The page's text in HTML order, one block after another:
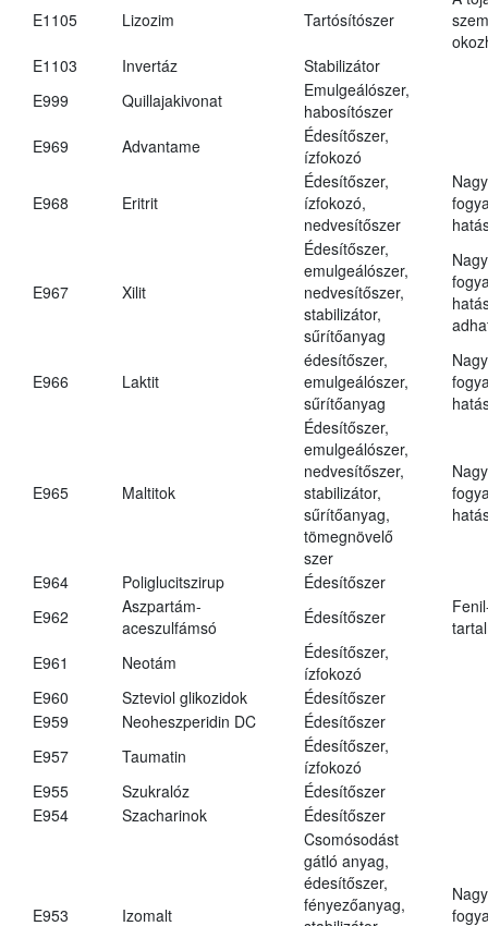
E1105 Lizozim Tartósítószer
E1103
Invertáz
Stabilizátor
E999
Quillajakivonat
Emulgeálószer,
habosítószer
E969
Advantame
Édesítőszer,
ízfokozó
E968 Eritrit
Édesítőszer,
ízfokozó,
nedvesítőszer
E967 Xilit
Édesítőszer,
emulgeálószer,
nedvesítőszer,
stabilizátor,
sűrítőanyag
E966 Laktit
édesítőszer,
emulgeálószer,
sűrítőanyag
E965 Maltitok
Édesítőszer,
emulgeálószer,
nedvesítőszer,
stabilizátor,
sűrítőanyag,
tömegnövelő
szer
E964 Poliglucitszirup
Édesítőszer
E962
Aszpartám-
aceszulfámsó
Édesítőszer
E961
Neotám
Édesítőszer,
ízfokozó
E960
Szteviol glikozidok
Édesítőszer
E959
Neoheszperidin DC
Édesítőszer
E957
Taumatin
Édesítőszer,
ízfokozó
E955
Szukralóz
Édesítőszer
E954
Szacharinok Édesítőszer
E953 Izomalt
Csomósodást
gátló anyag,
édesítőszer,
fényezőanyag,